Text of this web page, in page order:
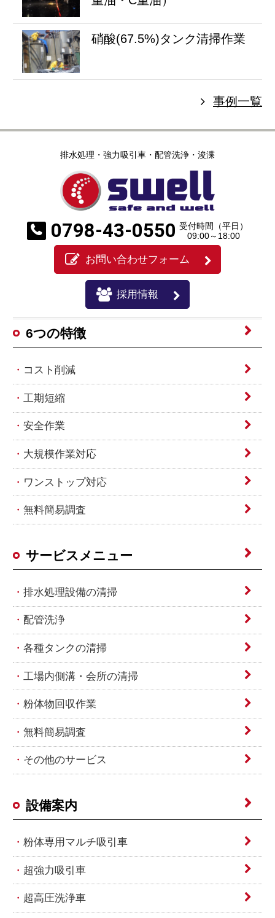
硝酸(67.5%)タンク清掃作業
事例一覧
排水処理・強力吸引車・配管洗浄・浚渫
0798-43-0550 受付時間（平日）
09:00～18:00
お問い合わせフォーム
採用情報
6つの特徴
コスト削減
工期短縮
安全作業
大規模作業対応
ワンストップ対応
無料簡易調査
サービスメニュー
排水処理設備の清掃
配管洗浄
各種タンクの清掃
工場内側溝・会所の清掃
粉体物回収作業
無料簡易調査
その他のサービス
設備案内
粉体専用マルチ吸引車
超強力吸引車
超高圧洗浄車